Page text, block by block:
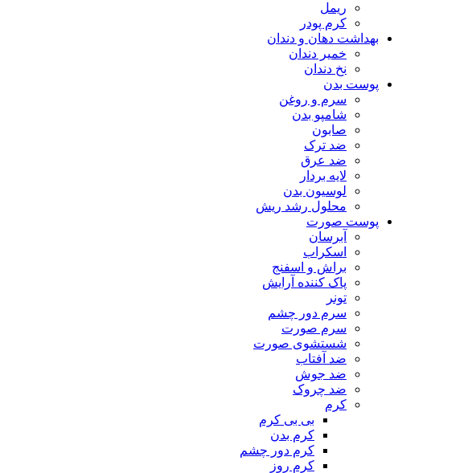
ریمل
کرم پودر
بهداشت دهان و دندان
خمیر دندان
نخ دندان
پوست بدن
سرم و روغن
شامپو بدن
صابون
ضد ترک
ضد عرق
لایه بردار
لوسیون بدن
محلول رشد ریش
پوست صورت
آبرسان
اسکراب
براش و اسفنج
پاک کننده آرایش
تونر
سرم دور چشم
سرم صورت
شستشوی صورت
ضد آفتاب
ضد جوش
ضد چروک
کرم
بی بی کرم
کرم بدن
کرم دور چشم
کرم روز